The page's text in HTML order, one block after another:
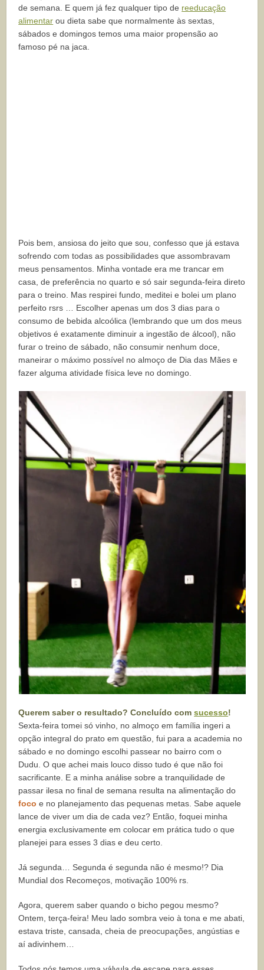
de semana. E quem já fez qualquer tipo de reeducação
alimentar ou dieta sabe que normalmente às sextas,
sábados e domingos temos uma maior propensão ao
famoso pé na jaca.
Pois bem, ansiosa do jeito que sou, confesso que já estava
sofrendo com todas as possibilidades que assombravam
meus pensamentos. Minha vontade era me trancar em
casa, de preferência no quarto e só sair segunda-feira direto
para o treino. Mas respirei fundo, meditei e bolei um plano
perfeito rsrs … Escolher apenas um dos 3 dias para o
consumo de bebida alcoólica (lembrando que um dos meus
objetivos é exatamente diminuir a ingestão de álcool), não
furar o treino de sábado, não consumir nenhum doce,
maneirar o máximo possível no almoço de Dia das Mães e
fazer alguma atividade física leve no domingo.
Querem saber o resultado? Concluído comsucesso!
Sexta-feira tomei só vinho, no almoço em família ingeri a
opção integral do prato em questão, fui para a academia no
sábado e no domingo escolhi passear no bairro com o
Dudu. O que achei mais louco disso tudo é que não foi
sacrificante. E a minha análise sobre a tranquilidade de
passar ilesa no final de semana resulta na alimentação do
foco e no planejamento das pequenas metas. Sabe aquele
lance de viver um dia de cada vez? Então, foquei minha
energia exclusivamente em colocar em prática tudo o que
planejei para esses 3 dias e deu certo.
Já segunda… Segunda é segunda não é mesmo!? Dia
Mundial dos Recomeços, motivação 100% rs.
Agora, querem saber quando o bicho pegou mesmo?
Ontem, terça-feira! Meu lado sombra veio à tona e me abati,
estava triste, cansada, cheia de preocupações, angústias e
aí adivinhem…